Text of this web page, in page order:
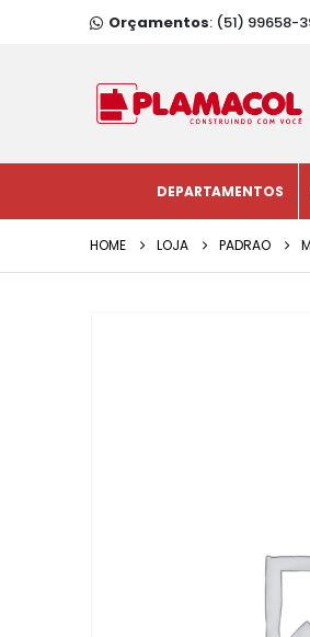
Orçamentos: (51) 99658-
DEPARTAMENTOS
HOME LOJA PADRAO